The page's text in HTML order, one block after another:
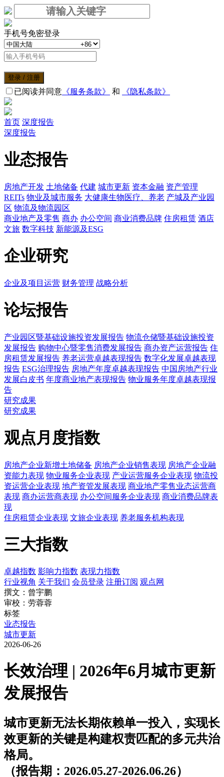
手机号免密登录
登录 / 注册
已阅读并同意 《服务条款》 和 《隐私条款》
首页 深度报告
深度报告
业态报告
房地产开发 土地储备 代建 城市更新 资本金融 资产管理
REITs 物业及城市服务 大健康生物医疗、养老 产城及产业园
区 物流及物流园区
商业地产及零售 商办 办公空间 商业消费品牌 住房租赁 酒店
文旅 数字科技 新能源及ESG
企业研究
企业及项目运营 财务管理 战略分析
论坛报告
产业园区暨基础设施投资发展报告 物流仓储暨基础设施投资
发展报告 购物中心暨零售消费发展报告 商办资产运营报告 住
房租赁发展报告 养老运营卓越表现报告 数字化发展卓越表现
报告 ESG治理报告 房地产年度卓越表现报告 中国房地产行业
发展白皮书 年度商业地产表现报告 物业服务年度卓越表现报
告
研究成果
研究成果
观点月度指数
房地产企业新增土地储备 房地产企业销售表现 房地产企业融
资能力表现 物业服务企业表现 产业运营服务企业表现 物流投
资运营企业表现 地产资管发展表现 商业地产零售业态运营商
表现 商办运营商表现 办公空间服务企业表现 商业消费品牌表
现
住房租赁企业表现 文旅企业表现 养老服务机构表现
三大指数
卓越指数 影响力指数 表现力指数
行业视角 关于我们 会员登录 注册订阅 观点网
撰文：曾宇鹏
审校：劳蓉蓉
标签
业态报告
城市更新
2026-06-26
长效治理 | 2026年6月城市更新
发展报告
城市更新无法长期依赖单一投入，实现长
效更新的关键是构建权责匹配的多元共治
格局。
（报告期：2026.05.27-2026.06.26）